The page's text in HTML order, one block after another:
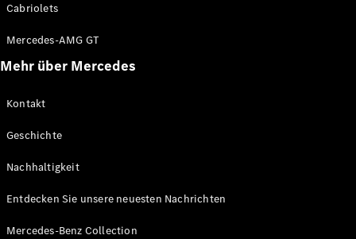
Cabriolets
Mercedes-AMG GT
Mehr über Mercedes
Kontakt
Geschichte
Nachhaltigkeit
Entdecken Sie unsere neuesten Nachrichten
Mercedes-Benz Collection